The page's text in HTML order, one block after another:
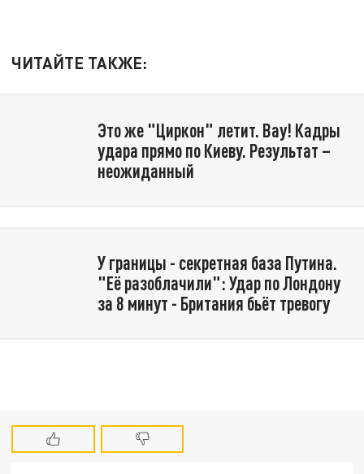
ЧИТАЙТЕ ТАКЖЕ:
Это же "Циркон" летит. Вау! Кадры
удара прямо по Киеву. Результат –
неожиданный
У границы - секретная база Путина.
"Её разоблачили": Удар по Лондону
за 8 минут - Британия бьёт тревогу